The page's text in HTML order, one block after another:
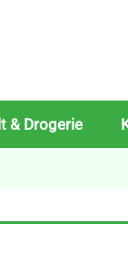
& Drogerie